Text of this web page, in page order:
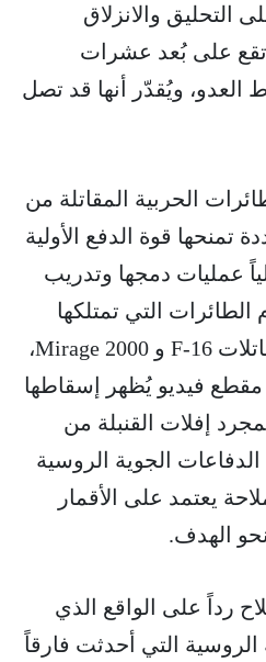
التحليق والانزلاق
على بُعد عشرات
ويُقدّر أنها قد تصل
الحربية المقاتلة من
تمنحها قوة الدفع الأولية
عمليات دمجها وتدريب
الطائرات التي تمتلكها
أوكرانيا، بما في ذلك مقاتلات F-16 و Mirage 2000،
مقطع فيديو يُظهر إسقاطها
سو-24 إم. وبمجرد إفلات القنبلة من
الجوية الروسية
يعتمد على الأقمار
رداً على الواقع الذي
الروسية التي أحدثت فارقاً